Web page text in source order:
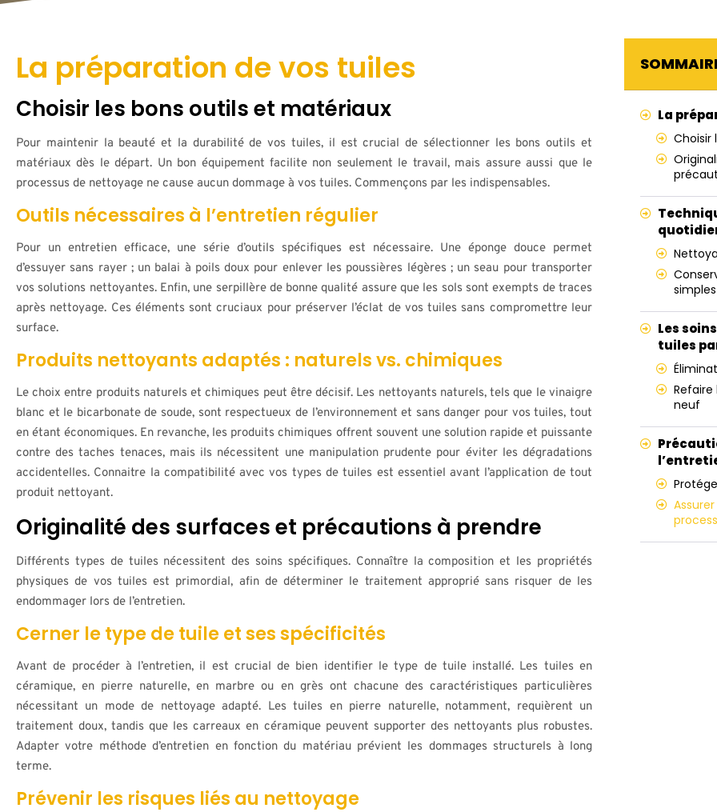
La préparation de vos tuiles
Choisir les bons outils et matériaux
Pour maintenir la beauté et la durabilité de vos tuiles, il est crucial de sélectionner les bons outils et
matériaux dès le départ. Un bon équipement facilite non seulement le travail, mais assure aussi que le
processus de nettoyage ne cause aucun dommage à vos tuiles. Commençons par les indispensables.
Outils nécessaires à l’entretien régulier
Pour un entretien efficace, une série d’outils spécifiques est nécessaire. Une éponge douce permet
d’essuyer sans rayer ; un balai à poils doux pour enlever les poussières légères ; un seau pour transporter
vos solutions nettoyantes. Enfin, une serpillère de bonne qualité assure que les sols sont exempts de traces
après nettoyage. Ces éléments sont cruciaux pour préserver l’éclat de vos tuiles sans compromettre leur
surface.
Produits nettoyants adaptés : naturels vs. chimiques
Le choix entre produits naturels et chimiques peut être décisif. Les nettoyants naturels, tels que le vinaigre
blanc et le bicarbonate de soude, sont respectueux de l’environnement et sans danger pour vos tuiles, tout
en étant économiques. En revanche, les produits chimiques offrent souvent une solution rapide et puissante
contre des taches tenaces, mais ils nécessitent une manipulation prudente pour éviter les dégradations
accidentelles. Connaitre la compatibilité avec vos types de tuiles est essentiel avant l’application de tout
produit nettoyant.
Originalité des surfaces et précautions à prendre
Différents types de tuiles nécessitent des soins spécifiques. Connaître la composition et les propriétés
physiques de vos tuiles est primordial, afin de déterminer le traitement approprié sans risquer de les
endommager lors de l’entretien.
Cerner le type de tuile et ses spécificités
Avant de procéder à l’entretien, il est crucial de bien identifier le type de tuile installé. Les tuiles en
céramique, en pierre naturelle, en marbre ou en grès ont chacune des caractéristiques particulières
nécessitant un mode de nettoyage adapté. Les tuiles en pierre naturelle, notamment, requièrent un
traitement doux, tandis que les carreaux en céramique peuvent supporter des nettoyants plus robustes.
Adapter votre méthode d’entretien en fonction du matériau prévient les dommages structurels à long
terme.
Prévenir les risques liés au nettoyage
La
Choisir
simples
Les
tuiles
neuf